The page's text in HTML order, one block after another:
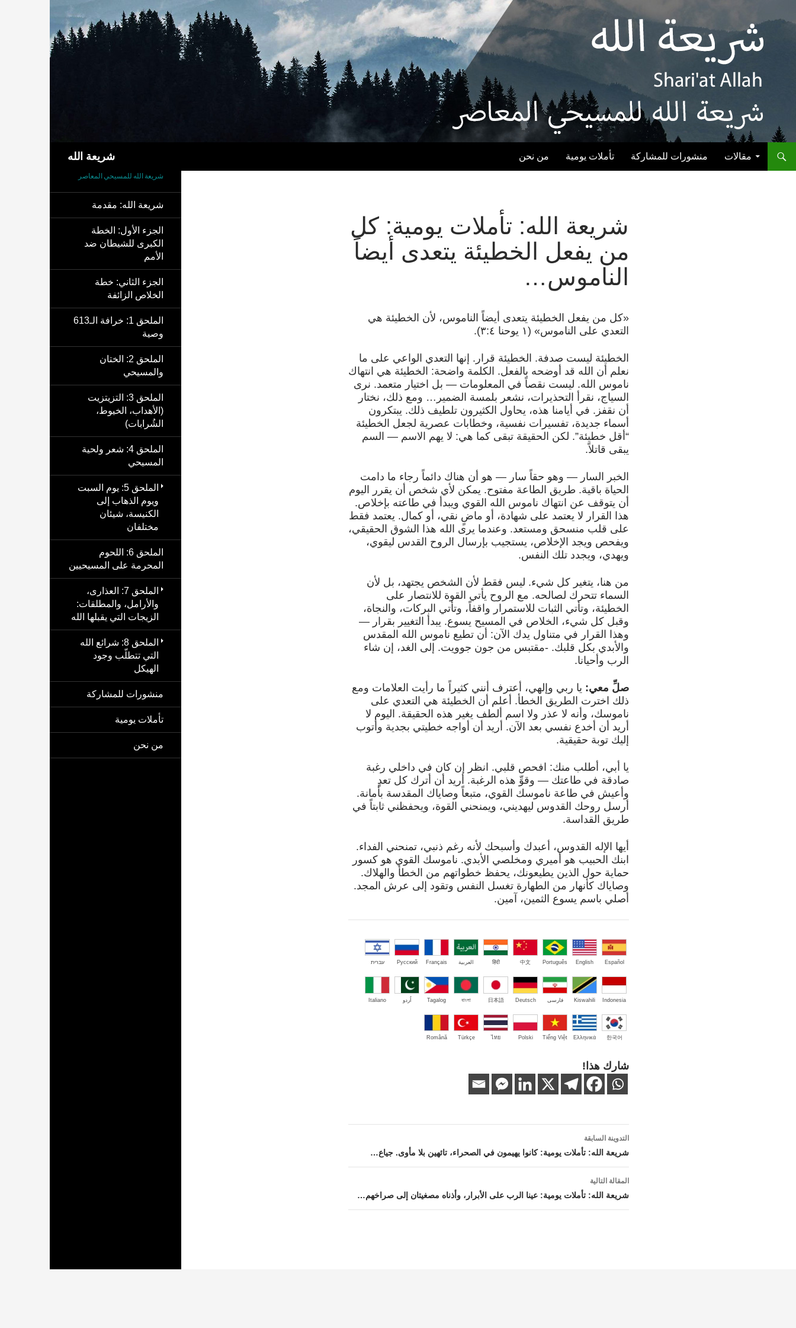
شريعة الله
مقالات
منشورات للمشاركة تأملات يومية من نحن
شريعة الله: تأملات يومية: كل
من يفعل الخطيئة يتعدى أيضاً
الناموس…
«كل من يفعل الخطيئة يتعدى أيضاً الناموس، لأن الخطيئة هي
التعدي على الناموس» (١ يوحنا ٣:٤).
الخطيئة ليست صدفة. الخطيئة قرار. إنها التعدي الواعي على ما
نعلم أن الله قد أوضحه بالفعل. الكلمة واضحة: الخطيئة هي انتهاك
ناموس الله. ليست نقصاً في المعلومات — بل اختيار متعمد. نرى
السياج، نقرأ التحذيرات، نشعر بلمسة الضمير… ومع ذلك، نختار
أن نقفز. في أيامنا هذه، يحاول الكثيرون تلطيف ذلك. يبتكرون
أسماء جديدة، تفسيرات نفسية، وخطابات عصرية لجعل الخطيئة
“أقل خطيئة”. لكن الحقيقة تبقى كما هي: لا يهم الاسم — السم
يبقى قاتلاً.
الخبر السار — وهو حقاً سار — هو أن هناك دائماً رجاء ما دامت
الحياة باقية. طريق الطاعة مفتوح. يمكن لأي شخص أن يقرر اليوم
أن يتوقف عن انتهاك ناموس الله القوي ويبدأ في طاعته بإخلاص.
هذا القرار لا يعتمد على شهادة، أو ماضٍ نقي، أو كمال. يعتمد فقط
على قلب منسحق ومستعد. وعندما يرى الله هذا الشوق الحقيقي،
ويفحص ويجد الإخلاص، يستجيب بإرسال الروح القدس ليقوي،
ويهدي، ويجدد تلك النفس.
من هنا، يتغير كل شيء. ليس فقط لأن الشخص يجتهد، بل لأن
السماء تتحرك لصالحه. مع الروح يأتي القوة للانتصار على
الخطيئة، وتأتي الثبات للاستمرار واقفاً، وتأتي البركات، والنجاة،
وقبل كل شيء، الخلاص في المسيح يسوع. يبدأ التغيير بقرار —
وهذا القرار في متناول يدك الآن: أن تطيع ناموس الله المقدس
والأبدي بكل قلبك. -مقتبس من جون جوويت. إلى الغد، إن شاء
الرب وأحيانا.
صلِّ معي: يا ربي وإلهي، أعترف أنني كثيراً ما رأيت العلامات ومع
ذلك اخترت الطريق الخطأ. أعلم أن الخطيئة هي التعدي على
ناموسك، وأنه لا عذر ولا اسم ألطف يغير هذه الحقيقة. اليوم لا
أريد أن أخدع نفسي بعد الآن. أريد أن أواجه خطيتي بجدية وأتوب
إليك توبة حقيقية.
يا أبي، أطلب منك: افحص قلبي. انظر إن كان في داخلي رغبة
صادقة في طاعتك — وقوِّ هذه الرغبة. أريد أن أترك كل تعدٍ
وأعيش في طاعة ناموسك القوي، متبعاً وصاياك المقدسة بأمانة.
أرسل روحك القدوس ليهديني، ويمنحني القوة، ويحفظني ثابتاً في
طريق القداسة.
أيها الإله القدوس، أعبدك وأسبحك لأنه رغم ذنبي، تمنحني الفداء.
ابنك الحبيب هو أميري ومخلصي الأبدي. ناموسك القوي هو كسور
حماية حول الذين يطيعونك، يحفظ خطواتهم من الخطأ والهلاك.
وصاياك كأنهار من الطهارة تغسل النفس وتقود إلى عرش المجد.
أصلي باسم يسوع الثمين، آمين.
Español
English
Português
中文
हिंदी العربية Français
Русский עברית
Indonesia
Kiswahili فارسی Deutsch
日本語
বাংলা
Tagalog اُردو Italiano
한국어
Ελληνικά
Tiếng Việt
Polski
ไทย
Türkçe
Română
شارك هذا!
تصفّح
المقالات
التدوينة السابقة
شريعة الله: تأملات يومية: كانوا يهيمون في الصحراء، تائهين بلا مأوى. جياع…
المقالة التالية
شريعة الله: تأملات يومية: عينا الرب على الأبرار، وأذناه مصغيتان إلى صراخهم…
شريعة الله للمسيحي المعاصر
شريعة الله: مقدمة
الجزء الأول: الخطة
الكبرى للشيطان ضد
الأمم
الجزء الثاني: خطة
الخلاص الزائفة
الملحق 1: خرافة الـ613
وصية
الملحق 2: الختان
والمسيحي
الملحق 3: التزيتزيت
(الأهداب، الخيوط،
الشُرابات)
الملحق 4: شعر ولحية
المسيحي
الملحق 5: يوم السبت
ويوم الذهاب إلى
الكنيسة، شيئان
مختلفان
الملحق 6: اللحوم
المحرمة على المسيحيين
الملحق 7: العذارى،
والأرامل، والمطلقات:
الزيجات التي يقبلها الله
الملحق 8: شرائع الله
التي تتطلّب وجود
الهيكل
منشورات للمشاركة
تأملات يومية
من نحن